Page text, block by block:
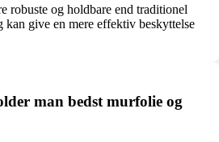
robuste og holdbare end traditionel
kan give en mere effektiv beskyttelse
man bedst murfolie og